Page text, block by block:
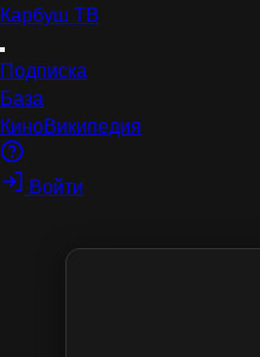
Карбуш ТВ
Подписка
База
КиноВикипедия
Войти